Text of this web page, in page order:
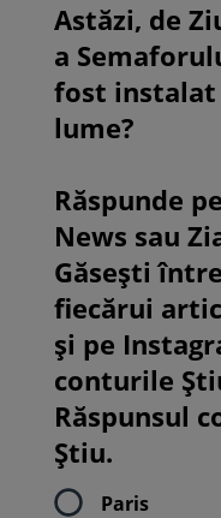
Astăzi, de
a
fost
lume?
Răspunde
News sau
Găsești
fiecărui
și pe
conturile
Răspunsul
Știu.
Paris